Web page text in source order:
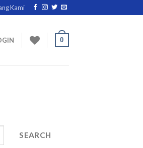
Kami
0
SEARCH